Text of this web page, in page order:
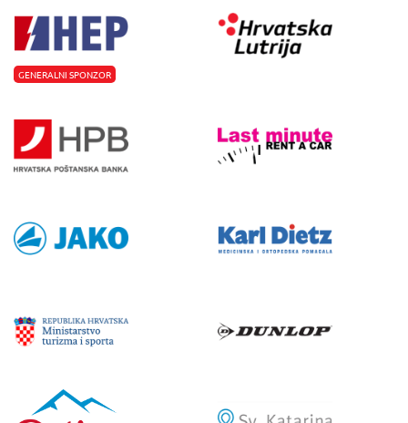
GENERALNI SPONZOR